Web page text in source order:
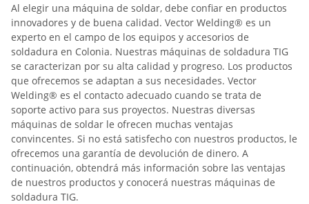
Al elegir una máquina de soldar, debe confiar en productos
innovadores y de buena calidad. Vector Welding® es un
experto en el campo de los equipos y accesorios de
soldadura en Colonia. Nuestras máquinas de soldadura TIG
se caracterizan por su alta calidad y progreso. Los productos
que ofrecemos se adaptan a sus necesidades. Vector
Welding® es el contacto adecuado cuando se trata de
soporte activo para sus proyectos. Nuestras diversas
máquinas de soldar le ofrecen muchas ventajas
convincentes. Si no está satisfecho con nuestros productos, le
ofrecemos una garantía de devolución de dinero. A
continuación, obtendrá más información sobre las ventajas
de nuestros productos y conocerá nuestras máquinas de
soldadura TIG.